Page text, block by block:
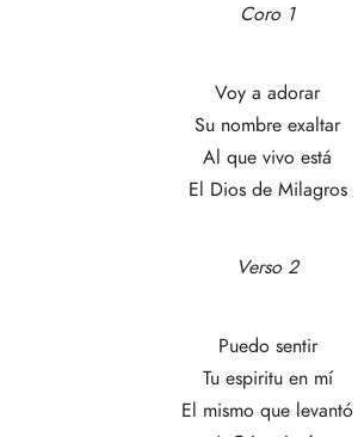
Coro 1
Voy a adorar
Su nombre exaltar
Al que vivo está
El Dios de Milagros
Verso 2
Puedo sentir
Tu espiritu en mí
El mismo que levantó